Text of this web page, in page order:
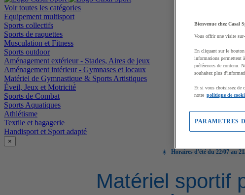
Voir toutes les catégories
Equipement multisport
Sports collectifs
Sports de raquettes
Musculation et Fitness
Sports outdoor
Aménagement extérieur - Stades, Aires de jeux
Aménagement intérieur - Gymnases et locaux
Matériel de Gymnastique & Sports Artistiques
Éveil, Jeux et Motricité
Sports de Combat
Sports Aquatiques
Athlétisme
Textile et bagagerie
Handisport et Sport adapté
×
☀️ Horaires d'été du 22/07 au
Matériel sportif
Bienvenue chez Casal
Vous offrir une visite
En cliquant sur le bouton
informations permettent
préférences de contenu.
souhaitez plus
Et si vous choisissez de
notre politique de
PARAMETRES